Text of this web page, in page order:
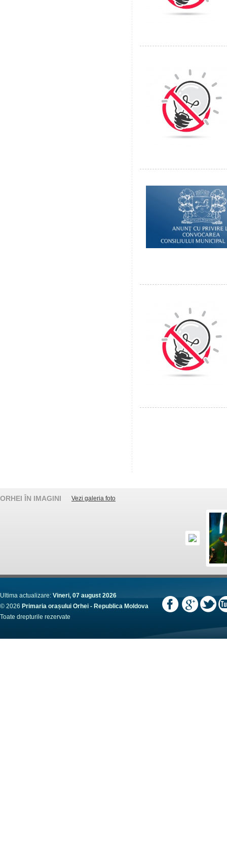
ORHEI ÎN IMAGINI Vezi galeria foto
Ultima actualizare: Vineri, 07 august 2026
© 2026 Primaria orașului Orhei - Republica Moldova
Toate drepturile rezervate